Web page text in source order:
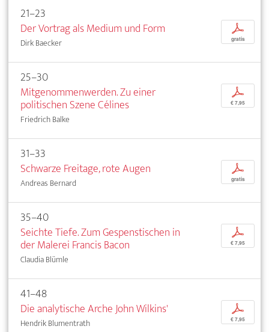
21–23
Der Vortrag als Medium und Form
Dirk Baecker
p
gratis
25–30
Mitgenommenwerden. Zu einer
politischen Szene Célines
Friedrich Balke
p
€ 7,95
31–33
Schwarze Freitage, rote Augen
Andreas Bernard
p
gratis
35–40
Seichte Tiefe. Zum Gespenstischen in
der Malerei Francis Bacon
Claudia Blümle
p
€ 7,95
41–48
Die analytische Arche John Wilkins'
Hendrik Blumentrath
p
€ 7,95